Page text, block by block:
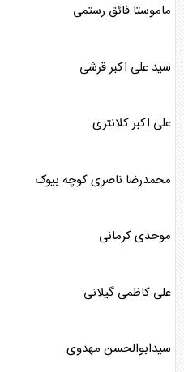
ماموستا فائق رستمی
سید علی اکبر قرشی
علی اکبر کلانتری
محمدرضا ناصری کوچه بیوک
موحدی کرمانی
علی کاظمی گیلانی
سیدابوالحسن مهدوی